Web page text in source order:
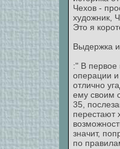
Чехов -
художник,
Это я
Выдержка
:" В
операции
отлично
ему своим
35,
перестают
значит,
по